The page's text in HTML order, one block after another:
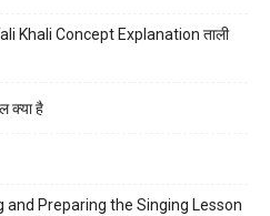
Khali Concept Explanation ताली
क्या है
Preparing the Singing Lesson